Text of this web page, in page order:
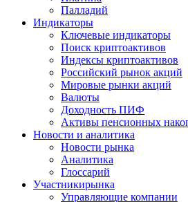
Палладий
Индикаторы
Ключевые индикаторы
Поиск криптоактивов
Индексы криптоактивов
Российский рынок акций
Мировые рынки акций
Валюты
Доходность ПИФ
Активы пенсионных
Новости и аналитика
Новости рынка
Аналитика
Глоссарий
Участникирынка
Управляющие компании